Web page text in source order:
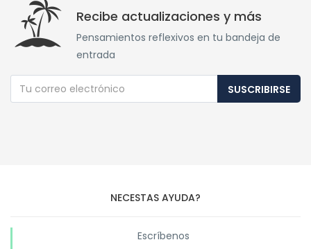
Recibe actualizaciones y más
Pensamientos reflexivos en tu bandeja de
entrada
SUSCRIBIRSE
NECESTAS AYUDA?
Escríbenos